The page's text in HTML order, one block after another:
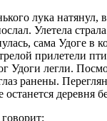
лука натянул,
Улетела
сама Удоге в
прилетели
Удоги легли.
ранены.
деревня